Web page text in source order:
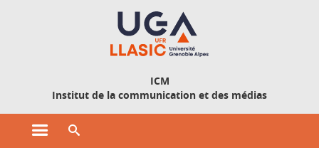
ICM
Institut de la communication et des médias
Ouvrir le menu principal